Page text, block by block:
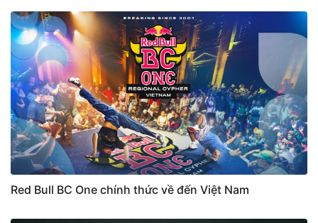
Red Bull BC One chính thức về đến Việt Nam